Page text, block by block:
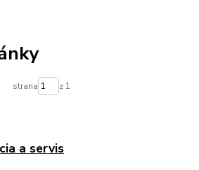
strana z 1
a servis